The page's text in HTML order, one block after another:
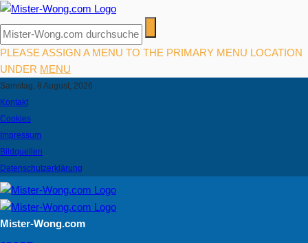
PLEASE ASSIGN A MENU TO THE PRIMARY MENU LOCATION
UNDER MENU
Samstag, 8 August, 2026
Kontakt
Cookies
Impressum
Bildquellen
Datenschutzerklärung
Mister-Wong.com